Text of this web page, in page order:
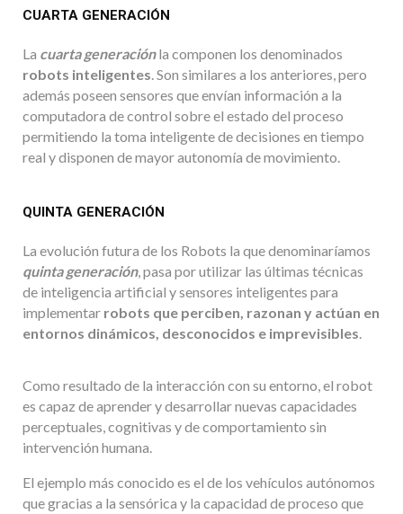
CUARTA GENERACIÓN
La cuarta generaciónla componen los denominados
robots inteligentes. Son similares a los anteriores, pero
además poseen sensores que envían información a la
computadora de control sobre el estado del proceso
permitiendo la toma inteligente de decisiones en tiempo
real y disponen de mayor autonomía de movimiento.
QUINTA GENERACIÓN
La evolución futura de los Robots la que denominaríamos
quinta generación, pasa por utilizar las últimas técnicas
de inteligencia artificial y sensores inteligentes para
implementar robots que perciben, razonan y actúan en
entornos dinámicos, desconocidos e imprevisibles.
Como resultado de la interacción con su entorno, el robot
es capaz de aprender y desarrollar nuevas capacidades
perceptuales, cognitivas y de comportamiento sin
intervención humana.
El ejemplo más conocido es el de los vehículos autónomos
que gracias a la sensórica y la capacidad de proceso que